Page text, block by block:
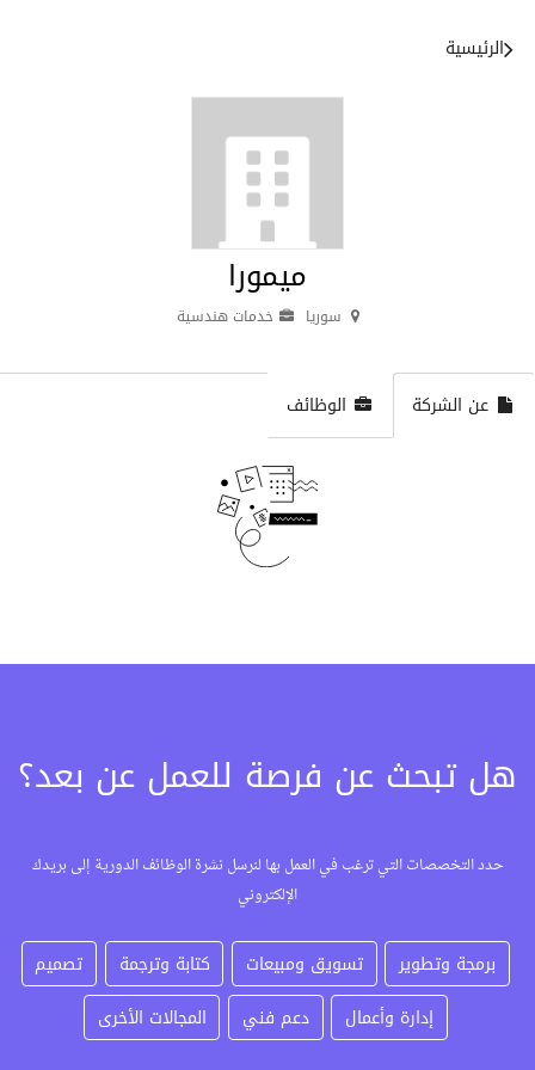
الرئيسية
ميمورا
سوريا خدمات هندسية
عن الشركة الوظائف
هل تبحث عن فرصة للعمل عن بعد؟
حدد التخصصات التي ترغب في العمل بها لنرسل نشرة الوظائف الدورية إلى بريدك
الإلكتروني
برمجة وتطوير تسويق ومبيعات كتابة وترجمة
تصميم
إدارة وأعمال
دعم فني المجالات الأخرى